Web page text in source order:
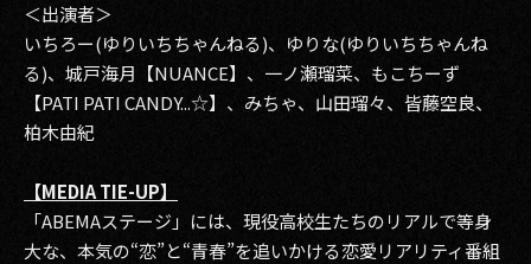
＜出演者＞
いちろー(ゆりいちちゃんねる)、ゆりな(ゆりいちちゃんね
る)、城戸海月【NUANCE】、一ノ瀬瑠菜、もこちーず
【PATI PATI CANDY...☆】、みちゃ、山田瑠々、皆藤空良、
柏木由紀
【MEDIA TIE-UP】
「ABEMAステージ」には、現役高校生たちのリアルで等身
大な、本気の“恋”と“青春”を追いかける恋愛リアリティ番組